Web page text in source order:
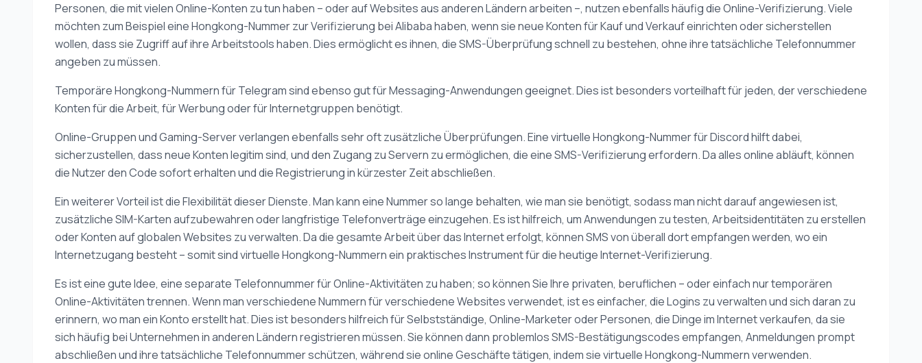
Personen, die mit vielen Online-Konten zu tun haben – oder auf Websites aus anderen Ländern arbeiten –, nutzen ebenfalls häufig die Online-Verifizierung. Viele
möchten zum Beispiel eine Hongkong-Nummer zur Verifizierung bei Alibaba haben, wenn sie neue Konten für Kauf und Verkauf einrichten oder sicherstellen
wollen, dass sie Zugriff auf ihre Arbeitstools haben. Dies ermöglicht es ihnen, die SMS-Überprüfung schnell zu bestehen, ohne ihre tatsächliche Telefonnummer
angeben zu müssen.
Temporäre Hongkong-Nummern für Telegram sind ebenso gut für Messaging-Anwendungen geeignet. Dies ist besonders vorteilhaft für jeden, der verschiedene
Konten für die Arbeit, für Werbung oder für Internetgruppen benötigt.
Online-Gruppen und Gaming-Server verlangen ebenfalls sehr oft zusätzliche Überprüfungen. Eine virtuelle Hongkong-Nummer für Discord hilft dabei,
sicherzustellen, dass neue Konten legitim sind, und den Zugang zu Servern zu ermöglichen, die eine SMS-Verifizierung erfordern. Da alles online abläuft, können
die Nutzer den Code sofort erhalten und die Registrierung in kürzester Zeit abschließen.
Ein weiterer Vorteil ist die Flexibilität dieser Dienste. Man kann eine Nummer so lange behalten, wie man sie benötigt, sodass man nicht darauf angewiesen ist,
zusätzliche SIM-Karten aufzubewahren oder langfristige Telefonverträge einzugehen. Es ist hilfreich, um Anwendungen zu testen, Arbeitsidentitäten zu erstellen
oder Konten auf globalen Websites zu verwalten. Da die gesamte Arbeit über das Internet erfolgt, können SMS von überall dort empfangen werden, wo ein
Internetzugang besteht – somit sind virtuelle Hongkong-Nummern ein praktisches Instrument für die heutige Internet-Verifizierung.
Es ist eine gute Idee, eine separate Telefonnummer für Online-Aktivitäten zu haben; so können Sie Ihre privaten, beruflichen – oder einfach nur temporären
Online-Aktivitäten trennen. Wenn man verschiedene Nummern für verschiedene Websites verwendet, ist es einfacher, die Logins zu verwalten und sich daran zu
erinnern, wo man ein Konto erstellt hat. Dies ist besonders hilfreich für Selbstständige, Online-Marketer oder Personen, die Dinge im Internet verkaufen, da sie
sich häufig bei Unternehmen in anderen Ländern registrieren müssen. Sie können dann problemlos SMS-Bestätigungscodes empfangen, Anmeldungen prompt
abschließen und ihre tatsächliche Telefonnummer schützen, während sie online Geschäfte tätigen, indem sie virtuelle Hongkong-Nummern verwenden.